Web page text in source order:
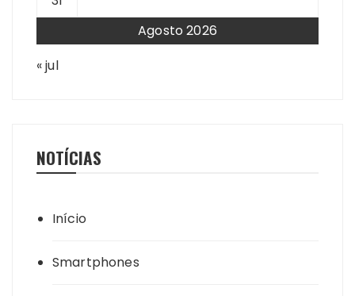
Agosto 2026
« jul
NOTÍCIAS
Início
Smartphones